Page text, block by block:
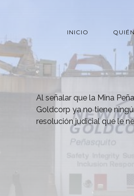
INICIO
Al señalar que la Mina
Goldcorp ya no tiene
resolución judicial que le